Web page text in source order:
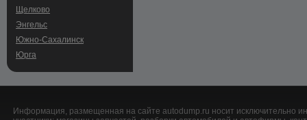
Щелково
Энгельс
Южно-Сахалинск
Юрга
Информация, размещенная на сайте autodump.ru носит исключительно